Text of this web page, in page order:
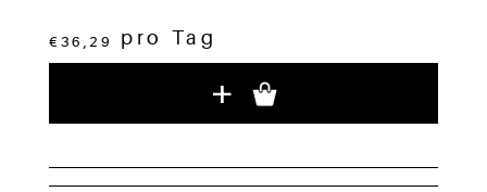
€36,29 pro Tag
+